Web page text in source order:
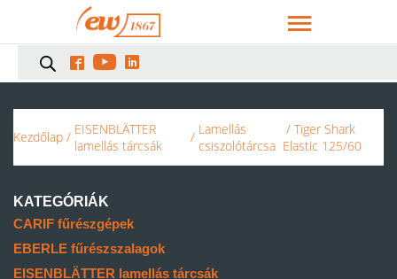
  
Kezdőlap / EISENBLÄTTER
lamellás tárcsák
/ Lamellás
csiszolótárcsa
/ Tiger Shark
Elastic 125/60
KATEGÓRIÁK
CARIF fűrészgépek
EBERLE fűrészszalagok
EISENBLÄTTER lamellás tárcsák